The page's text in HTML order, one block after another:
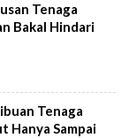
Tenaga
Bakal Hindari
Tenaga
Hanya Sampai